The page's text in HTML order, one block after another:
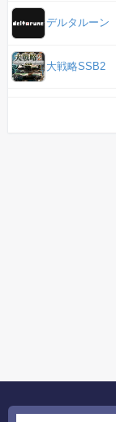
デルタルーン
大戦略SSB2